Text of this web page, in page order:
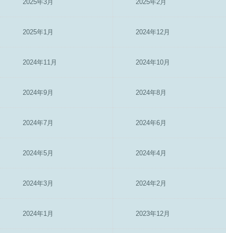
2025年3月 2025年2月
2025年1月 2024年12月
2024年11月 2024年10月
2024年9月 2024年8月
2024年7月 2024年6月
2024年5月 2024年4月
2024年3月 2024年2月
2024年1月 2023年12月